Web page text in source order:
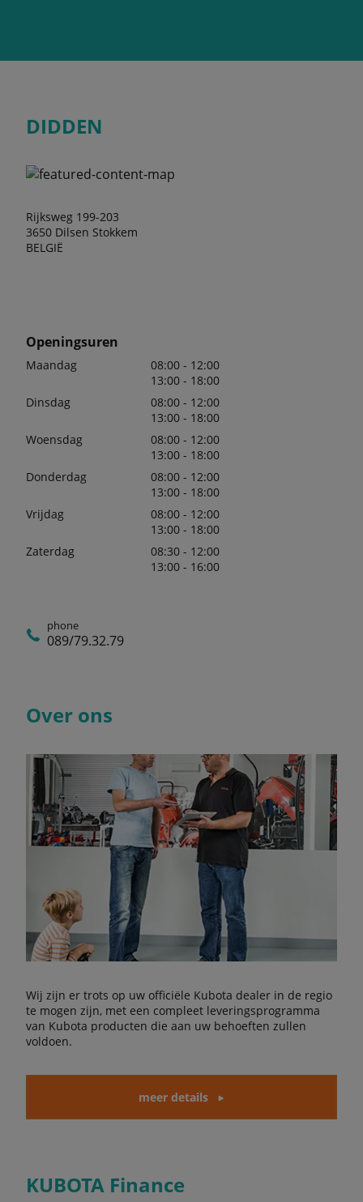
DIDDEN
Rijksweg 199-203
3650 Dilsen Stokkem
BELGIË
Openingsuren
Maandag
08:00 - 12:00
13:00 - 18:00
Dinsdag
08:00 - 12:00
13:00 - 18:00
Woensdag
08:00 - 12:00
13:00 - 18:00
Donderdag
08:00 - 12:00
13:00 - 18:00
Vrijdag
08:00 - 12:00
13:00 - 18:00
Zaterdag
08:30 - 12:00
13:00 - 16:00
phone
089/79.32.79
Over ons
Wij zijn er trots op uw officiële Kubota dealer in de regio
te mogen zijn, met een compleet leveringsprogramma
van Kubota producten die aan uw behoeften zullen
voldoen.
meer details
KUBOTA Finance